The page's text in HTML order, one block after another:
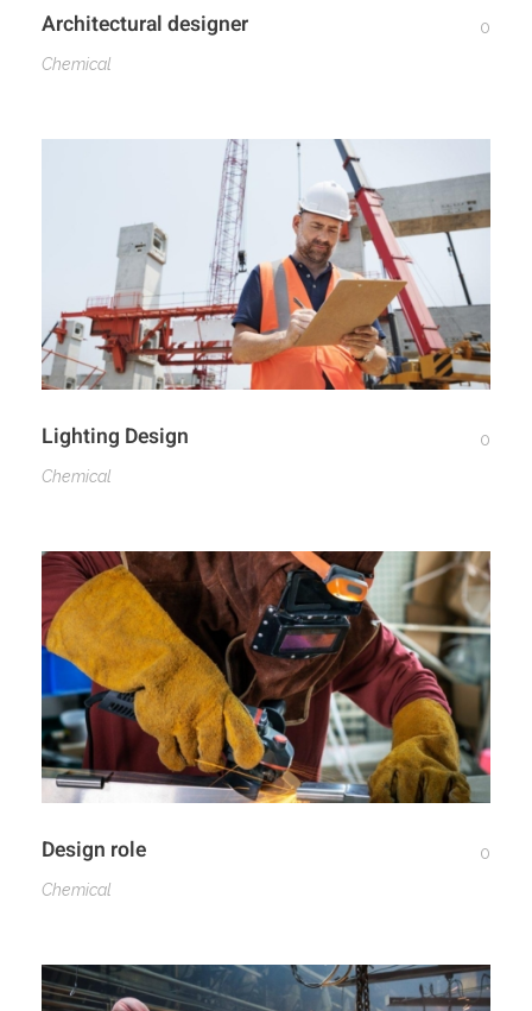
Architectural designer
0
Chemical
Lighting Design
0
Chemical
Design role
0
Chemical